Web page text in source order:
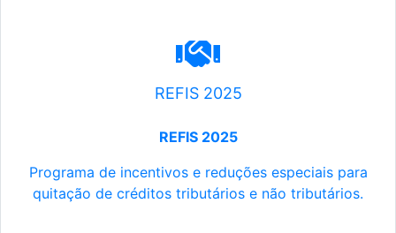
REFIS 2025
REFIS 2025
Programa de incentivos e reduções especiais para
quitação de créditos tributários e não tributários.